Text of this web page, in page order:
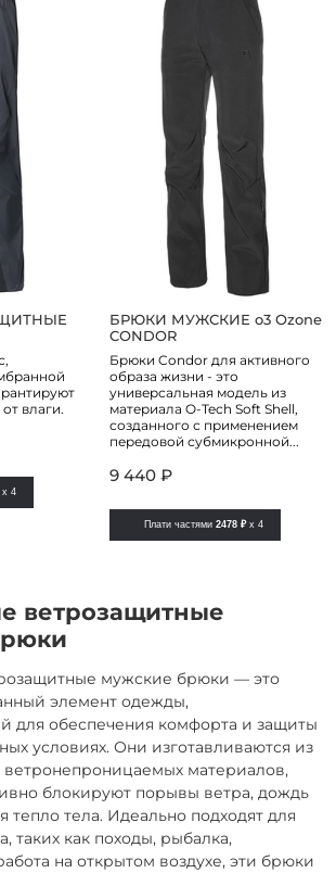
влаги.
x 4
БРЮКИ МУЖСКИЕ o3 Ozone
CONDOR
Брюки Condor для активного
образа жизни - это
универсальная модель из
материала O-Tech Soft Shell,
созданного с применением
передовой субмикронной...
9 440 ₽
Плати частями 2478 ₽ x 4
ветрозащитные
мужские брюки — это
элемент одежды,
для обеспечения комфорта и защиты
условиях. Они изготавливаются из
ветронепроницаемых материалов,
блокируют порывы ветра, дождь
тепло тела. Идеально подходят для
таких как походы, рыбалка,
на открытом воздухе, эти брюки